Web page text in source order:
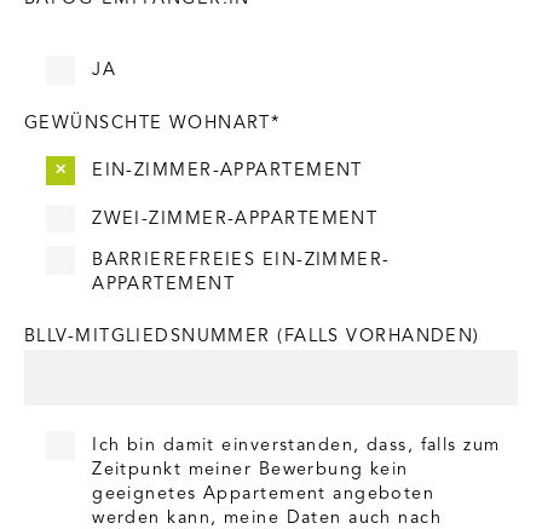
JA
GEWÜNSCHTE WOHNART*
EIN-ZIMMER-APPARTEMENT
ZWEI-ZIMMER-APPARTEMENT
BARRIEREFREIES EIN-ZIMMER-
APPARTEMENT
BLLV-MITGLIEDSNUMMER (FALLS VORHANDEN)
Ich bin damit einverstanden, dass, falls zum
Zeitpunkt meiner Bewerbung kein
geeignetes Appartement angeboten
werden kann, meine Daten auch nach